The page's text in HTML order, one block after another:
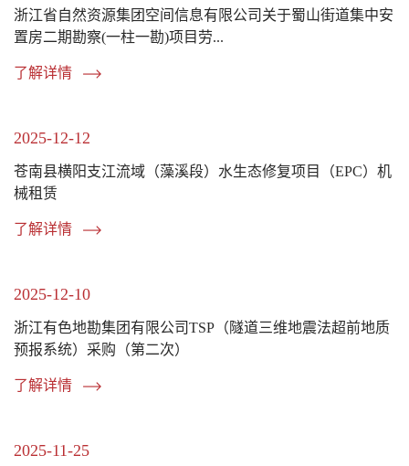
浙江省自然资源集团空间信息有限公司关于蜀山街道集中安
置房二期勘察(一柱一勘)项目劳...
了解详情
2025-12-12
苍南县横阳支江流域（藻溪段）水生态修复项目（EPC）机
械租赁
了解详情
2025-12-10
浙江有色地勘集团有限公司TSP（隧道三维地震法超前地质
预报系统）采购（第二次）
了解详情
2025-11-25